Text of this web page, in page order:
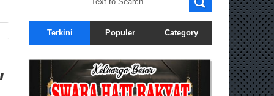
Terkini Populer Category